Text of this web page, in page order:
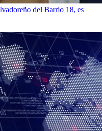
del Barrio 18, es